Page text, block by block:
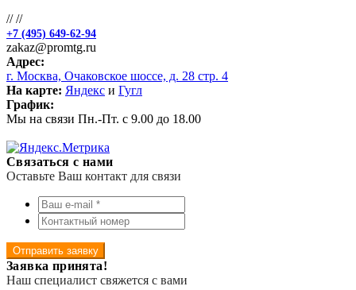
////
+7 (495) 649-62-94
zakaz@promtg.ru
Адрес:
г. Москва, Очаковское шоссе, д. 28 стр. 4
На карте: Яндекс и Гугл
График:
Мы на связи Пн.-Пт. с 9.00 до 18.00
Связаться с нами
Оставьте Ваш контакт для связи
Отправить заявку
Заявка принята!
Наш специалист свяжется с вами